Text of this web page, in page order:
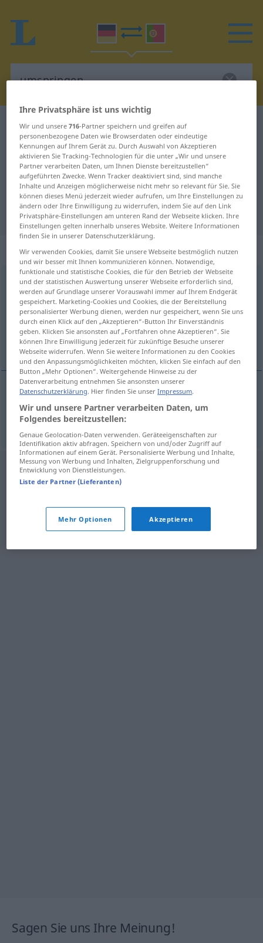
Deutsch-Portugiesisch Wörterbuch
Deutsch-Portugiesisch
Übersetzung für "umspringen"
"umspringen" Portugiesisch
Übersetzung
„umspringen“
umspringen
Übersicht aller Übersetzungen
(Für mehr Details die Übersetzung anklicken/antippen)
mudar de cor
mudar de cor umspringen Ampel
Sagen Sie uns Ihre Meinung!
Ihre Privatsphäre ist uns wichtig
Wir und unsere716-Partner speichern und greifen auf
personenbezogene Daten wie Browserdaten oder eindeutige
Kennungen auf Ihrem Gerät zu. Durch Auswahl von Akzeptieren
aktivieren Sie Tracking-Technologien für die unter „Wir und unsere
Partner verarbeiten Daten, um Ihnen Dienste bereitzustellen“
aufgeführten Zwecke. Wenn Tracker deaktiviert sind, sind manche
Inhalte und Anzeigen möglicherweise nicht mehr so relevant für Sie. Sie
können dieses Menü jederzeit wieder aufrufen, um Ihre Einstellungen zu
ändern oder Ihre Einwilligung zu widerrufen, indem Sie auf den Link
Privatsphäre-Einstellungen am unteren Rand der Webseite klicken. Ihre
Einstellungen gelten innerhalb unseres Website. Weitere Informationen
finden Sie in unserer Datenschutzerklärung.
Wir verwenden Cookies, damit Sie unsere Webseite bestmöglich nutzen
und wir besser mit Ihnen kommunizieren können. Notwendige,
funktionale und statistische Cookies, die für den Betrieb der Webseite
und der statistischen Auswertung unserer Webseite erforderlich sind,
werden auf Grundlage unserer Vorauswahl immer auf Ihrem Endgerät
gespeichert. Marketing-Cookies und Cookies, die der Bereitstellung
personalisierter Werbung dienen, werden nur gespeichert, wenn Sie uns
durch einen Klick auf den „Akzeptieren“-Button Ihr Einverständnis
geben. Klicken Sie ansonsten auf „Fortfahren ohne Akzeptieren“. Sie
können Ihre Einwilligung jederzeit für zukünftige Besuche unserer
Webseite widerrufen. Wenn Sie weitere Informationen zu den Cookies
und den Anpassungsmöglichkeiten möchten, klicken Sie einfach auf den
Button „Mehr Optionen“. Weitergehende Hinweise zu der
Datenverarbeitung entnehmen Sie ansonsten unserer
Datenschutzerklärung. Hier finden Sie unserImpressum.
Wir und unsere Partner verarbeiten Daten, um
Folgendes bereitzustellen:
Genaue Geolocation-Daten verwenden. Geräteeigenschaften zur
Identifikation aktiv abfragen. Speichern von und/oder Zugriff auf
Informationen auf einem Gerät. Personalisierte Werbung und Inhalte,
Messung von Werbung und Inhalten, Zielgruppenforschung und
Entwicklung von Dienstleistungen.
Liste der Partner (Lieferanten)
Mehr Optionen Akzeptieren